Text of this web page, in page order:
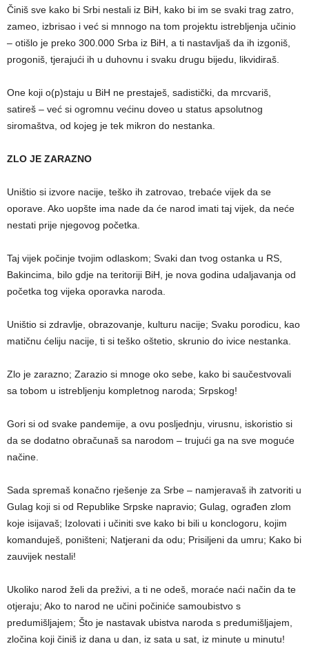
Činiš sve kako bi Srbi nestali iz BiH, kako bi im se svaki trag zatro,
zameo, izbrisao i već si mnnogo na tom projektu istrebljenja učinio
– otišlo je preko 300.000 Srba iz BiH, a ti nastavljaš da ih izgoniš,
progoniš, tjerajući ih u duhovnu i svaku drugu bijedu, likvidiraš.
One koji o(p)staju u BiH ne prestaješ, sadistički, da mrcvariš,
satireš – već si ogromnu većinu doveo u status apsolutnog
siromaštva, od kojeg je tek mikron do nestanka.
ZLO JE ZARAZNO
Uništio si izvore nacije, teško ih zatrovao, trebaće vijek da se
oporave. Ako uopšte ima nade da će narod imati taj vijek, da neće
nestati prije njegovog početka.
Taj vijek počinje tvojim odlaskom; Svaki dan tvog ostanka u RS,
Bakincima, bilo gdje na teritoriji BiH, je nova godina udaljavanja od
početka tog vijeka oporavka naroda.
Uništio si zdravlje, obrazovanje, kulturu nacije; Svaku porodicu, kao
matičnu ćeliju nacije, ti si teško oštetio, skrunio do ivice nestanka.
Zlo je zarazno; Zarazio si mnoge oko sebe, kako bi saučestvovali
sa tobom u istrebljenju kompletnog naroda; Srpskog!
Gori si od svake pandemije, a ovu posljednju, virusnu, iskoristio si
da se dodatno obračunaš sa narodom – trujući ga na sve moguće
načine.
Sada spremaš konačno rješenje za Srbe – namjeravaš ih zatvoriti u
Gulag koji si od Republike Srpske napravio; Gulag, ograđen zlom
koje isijavaš; Izolovati i učiniti sve kako bi bili u konclogoru, kojim
komanduješ, poništeni; Natjerani da odu; Prisiljeni da umru; Kako bi
zauvijek nestali!
Ukoliko narod želi da preživi, a ti ne odeš, moraće naći način da te
otjeraju; Ako to narod ne učini počiniće samoubistvo s
predumišljajem; Što je nastavak ubistva naroda s predumišljajem,
zločina koji činiš iz dana u dan, iz sata u sat, iz minute u minutu!